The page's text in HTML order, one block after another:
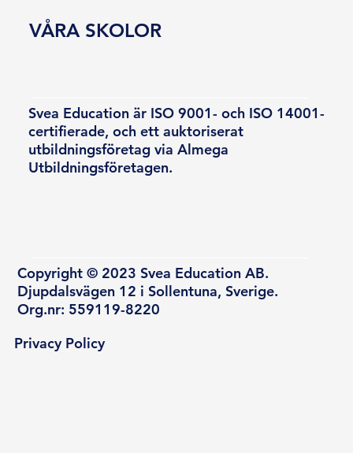
Svea Education är ISO 9001- och ISO 14001-
certifierade, och ett auktoriserat
utbildningsföretag via Almega
Utbildningsföretagen.
Copyright © 2023 Svea Education AB.
Djupdalsvägen 12 i Sollentuna, Sverige.
Org.nr: 559119-8220
VÅRA SKOLOR
Privacy Policy